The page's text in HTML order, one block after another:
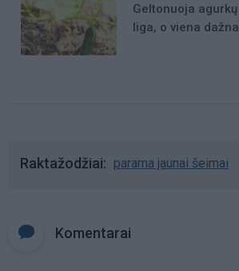
Geltonuoja
liga, o viena
Raktažodžiai parama jaunai šeimai
Komentarai